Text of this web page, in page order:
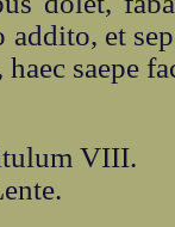
addito, et
haec saepe
VIII.